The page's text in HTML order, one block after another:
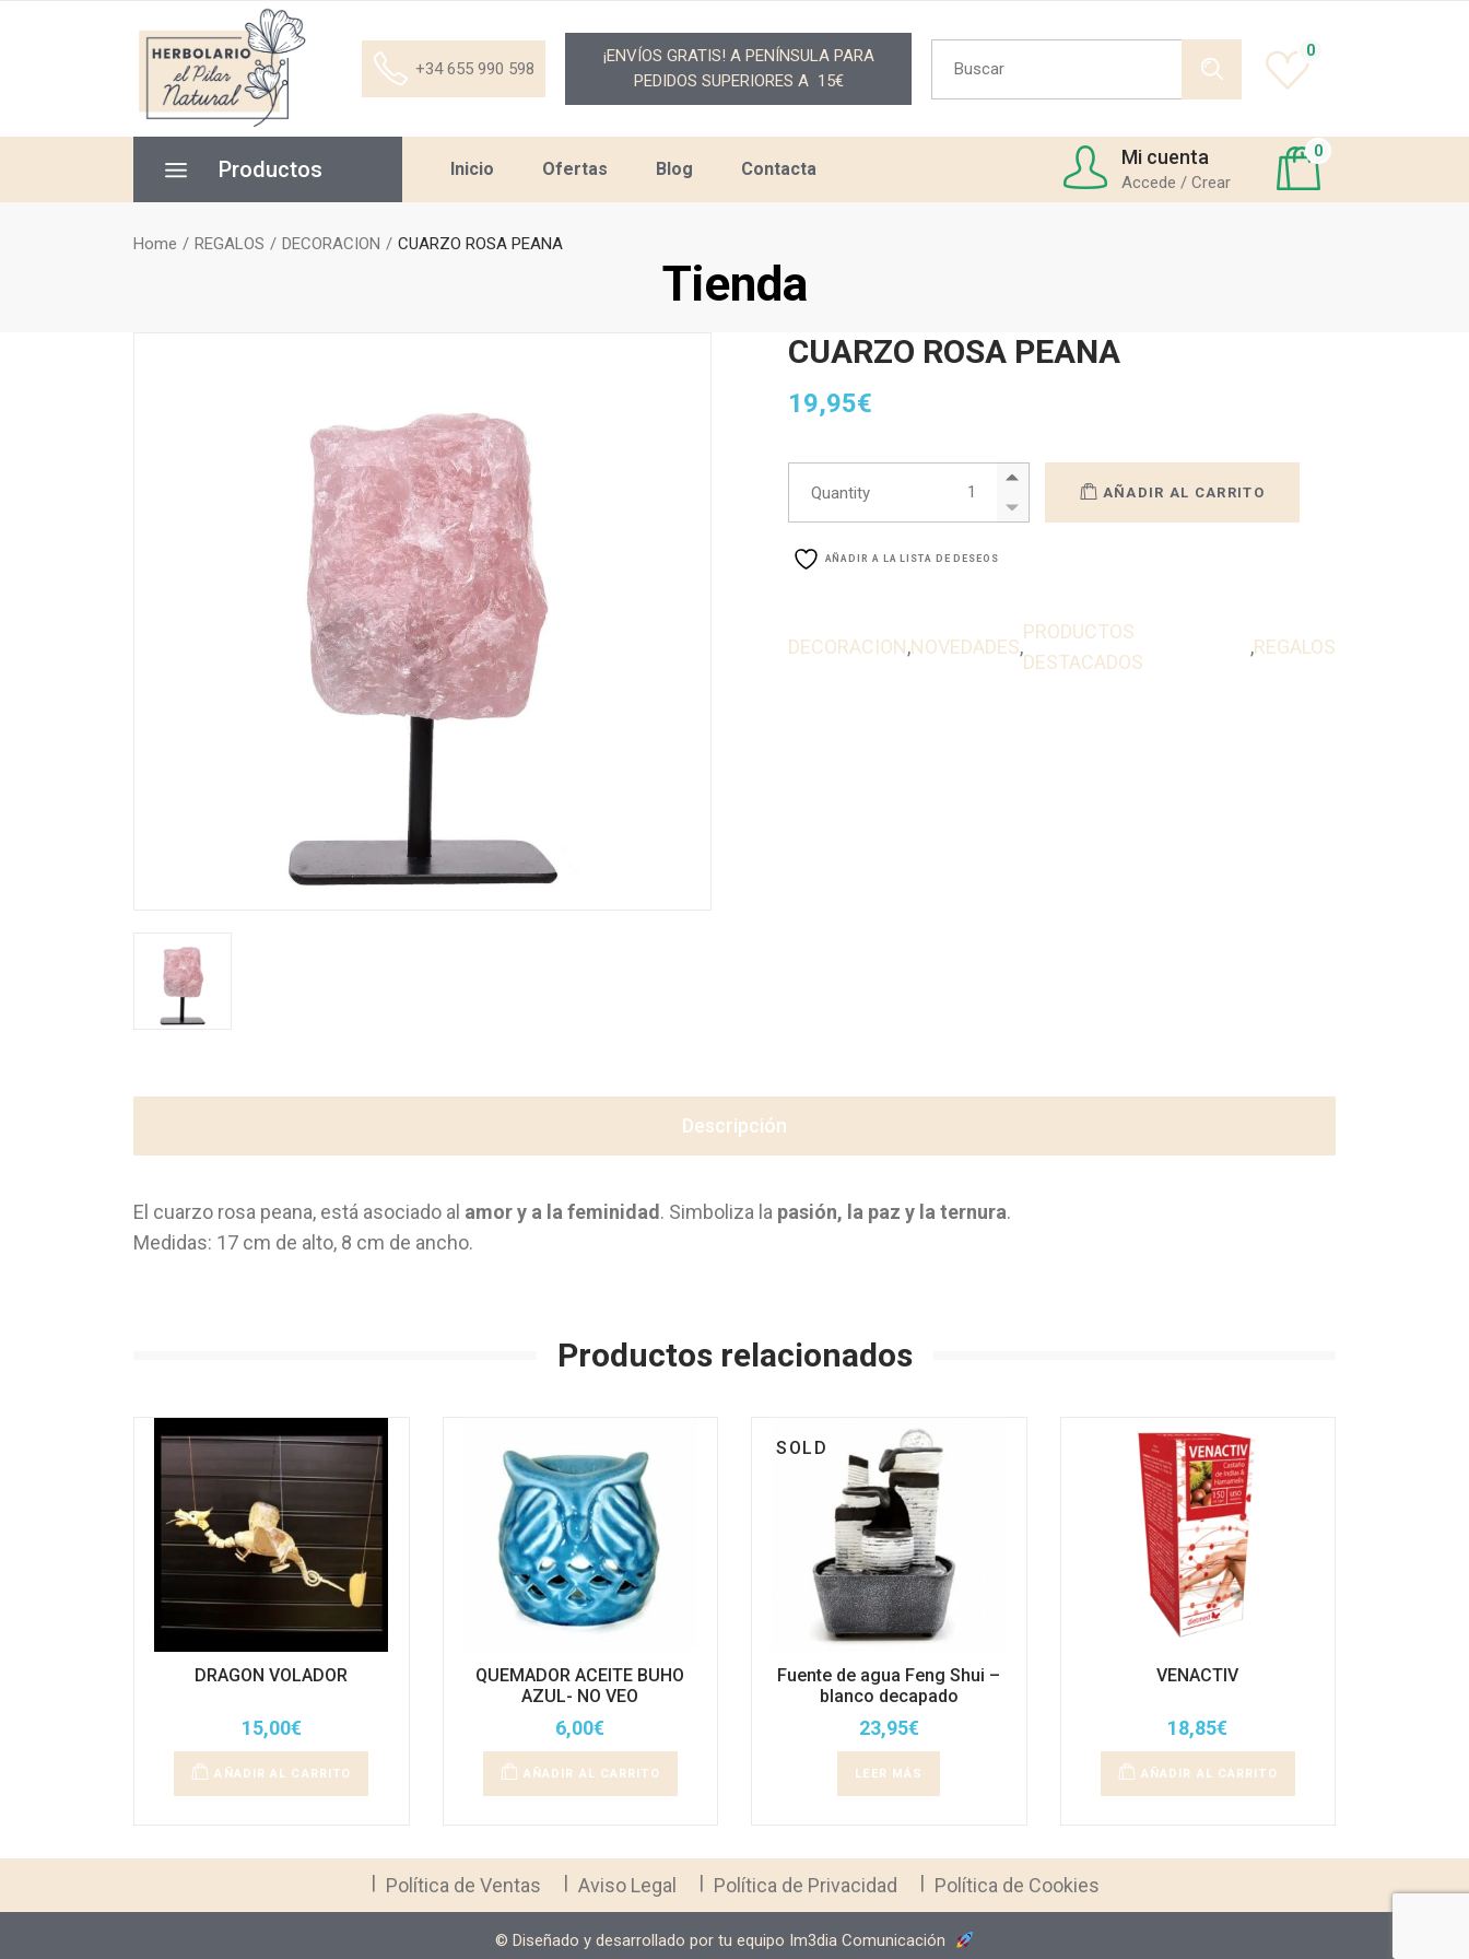
+34 655 990 598
¡ENVÍOS GRATIS! A PENÍNSULA PARA
PEDIDOS SUPERIORES A 15€
Search
for:
0
Productos Inicio Ofertas Blog Contacta
Mi cuenta
Accede / Crear
0
Tienda
Home REGALOS DECORACION CUARZO ROSA PEANA
CUARZO ROSA PEANA
19,95€
Quantity
CUARZO ROSA PEANA quantity
AÑADIR AL CARRITO
AÑADIR A LA LISTA DE DESEOS
DECORACION,NOVEDADES,
PRODUCTOS
DESTACADOS
,REGALOS
Descripción
El cuarzo rosa peana, está asociado al amor y a la feminidad. Simboliza la pasión, la paz y la ternura.
Medidas: 17 cm de alto, 8 cm de ancho.
Productos relacionados
DRAGON VOLADOR
15,00€
AÑADIR AL CARRITO
QUEMADOR ACEITE BUHO
AZUL- NO VEO
6,00€
AÑADIR AL CARRITO
SOLD
Fuente de agua Feng Shui –
blanco decapado
23,95€
LEER MÁS
VENACTIV
18,85€
AÑADIR AL CARRITO
Política de Ventas Aviso Legal Política de Privacidad Política de Cookies
©️ Diseñado y desarrollado por tu equipo Im3dia Comunicación